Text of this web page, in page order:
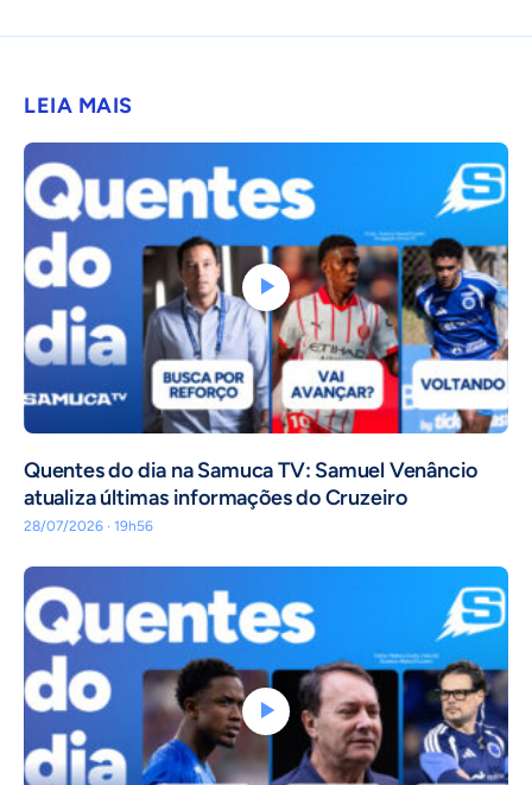
LEIA MAIS
Quentes do dia na Samuca TV: Samuel Venâncio
atualiza últimas informações do Cruzeiro
28/07/2026 · 19h56